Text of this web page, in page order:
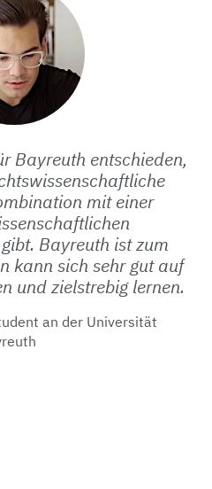
Bayreuth entschieden,
mit einer
Bayreuth ist zum
kann sich sehr gut auf
und zielstrebig lernen.
an der Universität